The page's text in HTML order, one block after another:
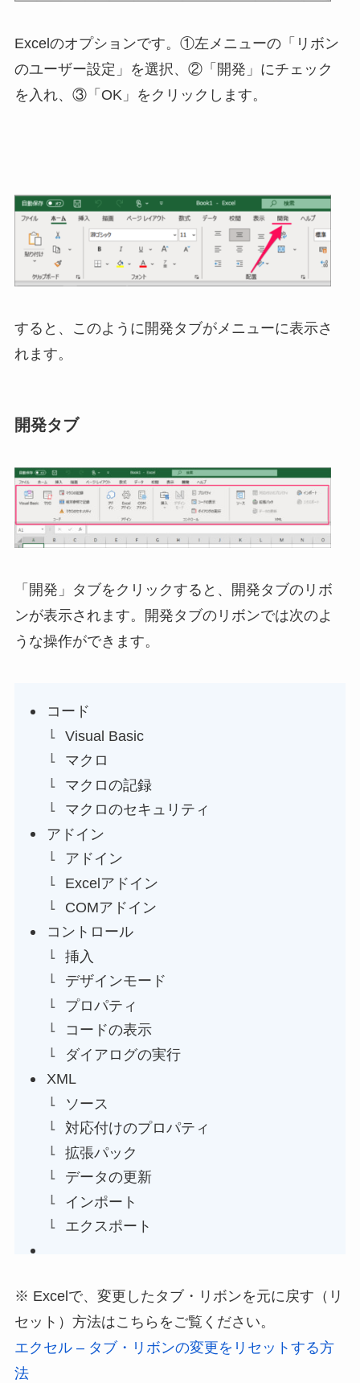
Excelのオプションです。①左メニューの「リボン
のユーザー設定」を選択、②「開発」にチェック
を入れ、③「OK」をクリックします。
すると、このように開発タブがメニューに表示さ
れます。
開発タブ
「開発」タブをクリックすると、開発タブのリボ
ンが表示されます。開発タブのリボンでは次のよ
うな操作ができます。
コード
Visual Basic
マクロ
マクロの記録
マクロのセキュリティ
アドイン
アドイン
Excelアドイン
COMアドイン
コントロール
挿入
デザインモード
プロパティ
コードの表示
ダイアログの実行
XML
ソース
対応付けのプロパティ
拡張パック
データの更新
インポート
エクスポート
※ Excelで、変更したタブ・リボンを元に戻す（リ
セット）方法はこちらをご覧ください。
エクセル – タブ・リボンの変更をリセットする方
法